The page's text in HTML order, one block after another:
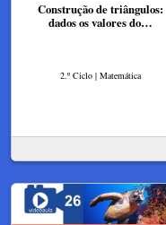
Construção de triângulos:
dados os valores do…
2.º Ciclo | Matemática